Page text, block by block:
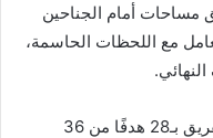
مساحات أمام الجناحين
مع اللحظات الحاسمة،
ويأتي حسين المطوع ثانيًا بين هدافي الفريق بـ28 هدفًا من 36